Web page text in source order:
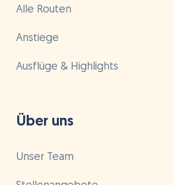
Alle Routen
Anstiege
Ausflüge & Highlights
Über uns
Unser Team